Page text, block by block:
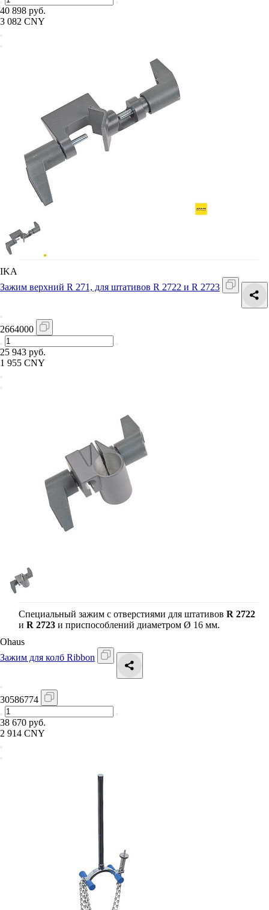
40 898 руб.
3 082 CNY
IKA
Зажим верхний R 271, для штативов R 2722 и R 2723
2664000
25 943 руб.
1 955 CNY
Специальный зажим с отверстиями для штативов R 2722
и R 2723 и приспособлений диаметром Ø 16 мм.
Ohaus
Зажим для колб Ribbon
30586774
38 670 руб.
2 914 CNY